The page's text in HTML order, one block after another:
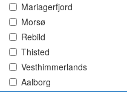
Mariagerfjord
Morsø
Rebild
Thisted
Vesthimmerlands
Aalborg